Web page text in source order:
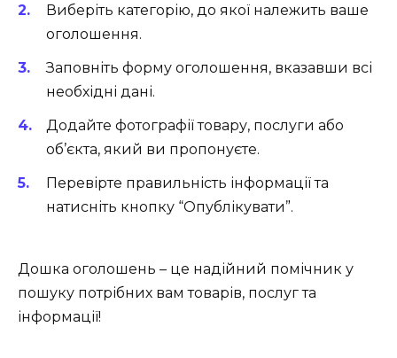
Виберіть категорію, до якої належить ваше
оголошення.
Заповніть форму оголошення, вказавши всі
необхідні дані.
Додайте фотографії товару, послуги або
об’єкта, який ви пропонуєте.
Перевірте правильність інформації та
натисніть кнопку “Опублікувати”.
Дошка оголошень – це надійний помічник у
пошуку потрібних вам товарів, послуг та
інформації!